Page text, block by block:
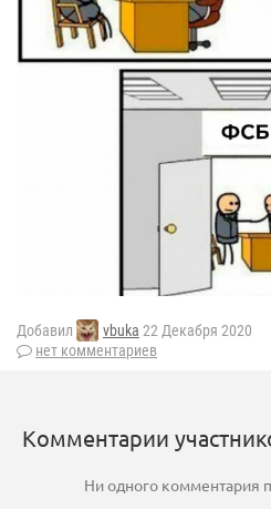
Добавил vbuka 22 Декабря 2020
нет комментариев
Комментарии
Ни одного комментария